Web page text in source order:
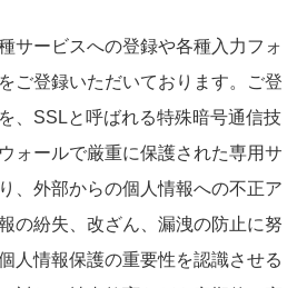
サービスへの登録や各種入力フォ
ご登録いただいております。ご登
、SSLと呼ばれる特殊暗号通信技
ォールで厳重に保護された専用サ
、外部からの個人情報への不正ア
の紛失、改ざん、漏洩の防止に努
人情報保護の重要性を認識させる